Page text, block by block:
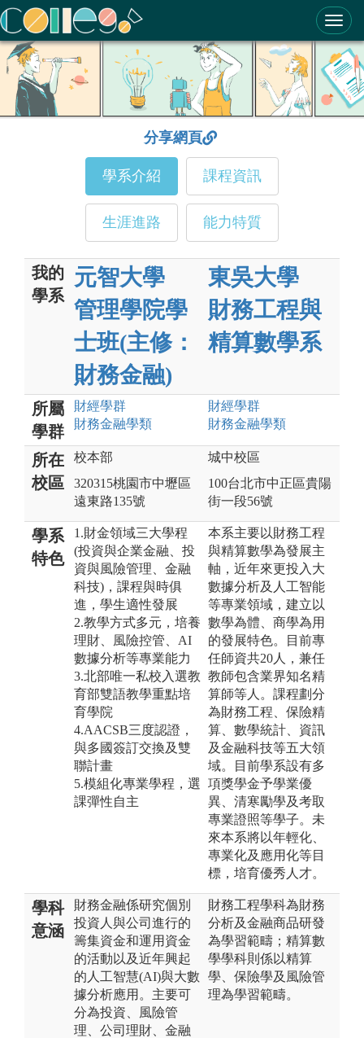
ColleGo! 大學選才與高中育才輔助系統
分享網頁
學系介紹 課程資訊
生涯進路 能力特質
我的
學系
元智大學
管理學院學
士班(主修：
財務金融)
東吳大學
財務工程與
精算數學系
所屬
學群
財經學群
財務金融學類
財經學群
財務金融學類
所在
校區
校本部
320315桃園市中壢區
遠東路135號
城中校區
100台北市中正區貴陽
街一段56號
學系
特色
1.財金領域三大學程
(投資與企業金融、投
資與風險管理、金融
科技)，課程與時俱
進，學生適性發展
2.教學方式多元，培養
理財、風險控管、AI
數據分析等專業能力
3.北部唯一私校入選教
育部雙語教學重點培
育學院
4.AACSB三度認證，
與多國簽訂交換及雙
聯計畫
5.模組化專業學程，選
課彈性自主
本系主要以財務工程
與精算數學為發展主
軸，近年來更投入大
數據分析及人工智能
等專業領域，建立以
數學為體、商學為用
的發展特色。目前專
任師資共20人，兼任
教師包含業界知名精
算師等人。課程劃分
為財務工程、保險精
算、數學統計、資訊
及金融科技等五大領
域。目前學系設有多
項獎學金予學業優
異、清寒勵學及考取
專業證照等學子。未
來本系將以年輕化、
專業化及應用化等目
標，培育優秀人才。
學科
意涵
財務金融係研究個別
投資人與公司進行的
籌集資金和運用資金
的活動以及近年興起
的人工智慧(AI)與大數
據分析應用。主要可
分為投資、風險管
理、公司理財、金融
財務工程學科為財務
分析及金融商品研發
為學習範疇；精算數
學學科則係以精算
學、保險學及風險管
理為學習範疇。